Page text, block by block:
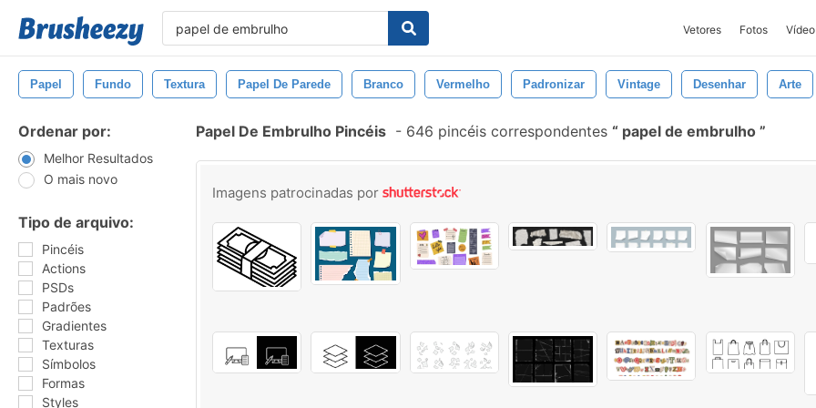
Vetores Fotos Vídeo
Papel Fundo Textura Papel De Parede Branco Vermelho Padronizar Vintage Desenhar Arte
Ordenar por:
Melhor Resultados
O mais novo
Tipo de arquivo:
Pincéis
Actions
PSDs
Padrões
Gradientes
Texturas
Símbolos
Formas
Styles
Papel De Embrulho Pincéis - 646 pincéis correspondentes papel de embrulho
Imagens patrocinadas por